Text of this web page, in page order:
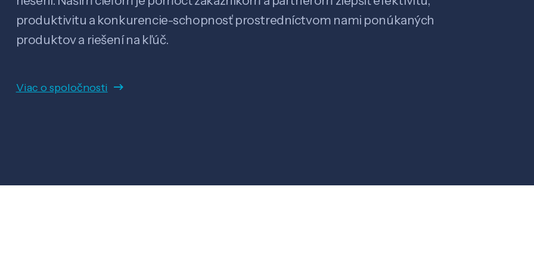
produktivitu a konkurencie-schopnosť prostredníctvom nami ponúkaných
produktov a riešení na kľúč.
Viac o spoločnosti